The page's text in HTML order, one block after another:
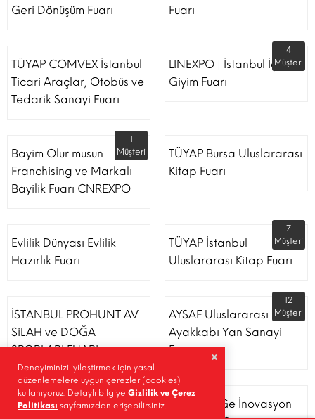
Geri Dönüşüm Fuarı
Fuarı
TÜYAP COMVEX İstanbul
Ticari Araçlar, Otobüs ve
Tedarik Sanayi Fuarı
LINEXPO | İstanbul İç
Giyim Fuarı
4
Müşteri
Bayim Olur musun
Franchising ve Markalı
Bayilik Fuarı CNREXPO
1
Müşteri
TÜYAP Bursa Uluslararası
Kitap Fuarı
Evlilik Dünyası Evlilik
Hazırlık Fuarı
TÜYAP İstanbul
Uluslararası Kitap Fuarı
7
Müşteri
İSTANBUL PROHUNT AV
SiLAH ve DOĞA
SPORLARI FUARI
AYSAF Uluslararası
Ayakkabı Yan Sanayi
Fuarı
12
Müşteri
AR-GE ZİRVESİ VE
MMG Ar-Ge İnovasyon
Deneyiminizi iyileştirmek için yasal
düzenlemelere uygun çerezler (cookies)
kullanıyoruz. Detaylı bilgiye Gizlilik ve Çerez
Politikası sayfamızdan erişebilirsiniz.